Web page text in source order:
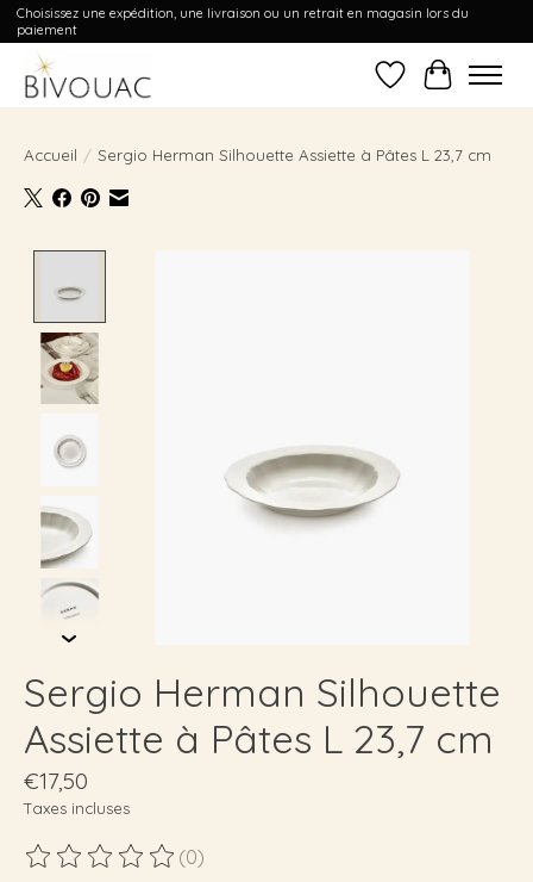
Choisissez une expédition, une livraison ou un retrait en magasin lors du
paiement
Liste dePanier
Accueil / Sergio Herman Silhouette Assiette à Pâtes L 23,7 cm
Sergio Herman Silhouette
Assiette à Pâtes L 23,7 cm
€17,50
Taxes incluses
Ce produit est évalué à
(0)